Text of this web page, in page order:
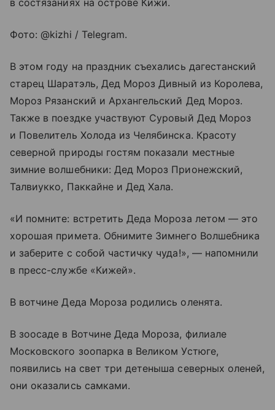
Фото: @kizhi / Telegram.
В этом году на праздник съехались дагестанский
старец Шаратэль, Дед Мороз Дивный из Королева,
Мороз Рязанский и Архангельский Дед Мороз.
Также в поездке участвуют Суровый Дед Мороз
и Повелитель Холода из Челябинска. Красоту
северной природы гостям показали местные
зимние волшебники: Дед Мороз Прионежский,
Талвиукко, Паккайне и Дед Хала.
«И помните: встретить Деда Мороза летом — это
хорошая примета. Обнимите Зимнего Волшебника
и заберите с собой частичку чуда!», — напомнили
в пресс-службе «Кижей».
В вотчине Деда Мороза родились оленята.
В зоосаде в Вотчине Деда Мороза, филиале
Московского зоопарка в Великом Устюге,
появились на свет три детеныша северных оленей,
они оказались самками.